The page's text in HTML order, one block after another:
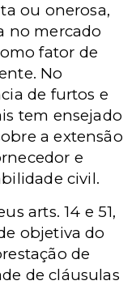
ou onerosa,
no mercado
fator de
No
de furtos e
tem ensejado
a extensão
e
civil.
arts. 14 e 51,
objetiva do
de
de cláusulas